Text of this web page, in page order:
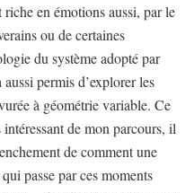
en émotions aussi, par le
ou de certaines
du système adopté par
permis d’explorer les
à géométrie variable. Ce
de mon parcours, il
de comment une
passe par ces moments